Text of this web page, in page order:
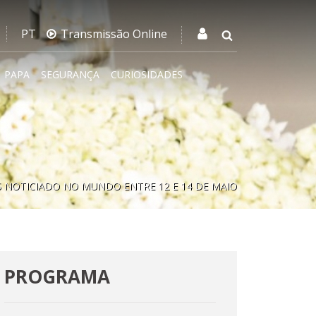
PT Transmissão Online
PAPA SEGURANÇA
CURIOSIDADES
NOTICIADO NO MUNDO ENTRE 12 E 14 DE MAIO
PROGRAMA